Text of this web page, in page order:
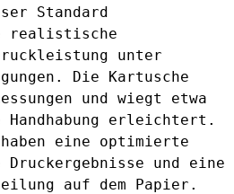
Standard
realistische
unter
Die Kartusche
und wiegt etwa
Handhabung erleichtert.
eine optimierte
und eine
auf dem Papier.